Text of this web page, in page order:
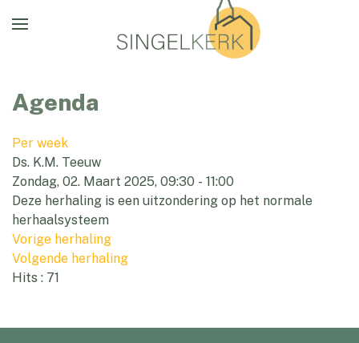
Agenda
Per week
Ds. K.M. Teeuw
Zondag, 02. Maart 2025, 09:30 - 11:00
Deze herhaling is een uitzondering op het normale
herhaalsysteem
Vorige herhaling
Volgende herhaling
Hits : 71